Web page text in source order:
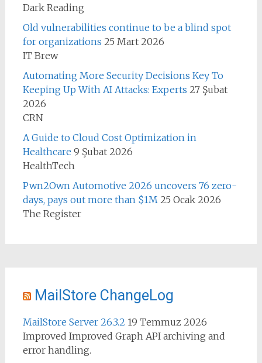
Dark Reading
Old vulnerabilities continue to be a blind spot
for organizations 25 Mart 2026
IT Brew
Automating More Security Decisions Key To
Keeping Up With AI Attacks: Experts 27 Şubat
2026
CRN
A Guide to Cloud Cost Optimization in
Healthcare 9 Şubat 2026
HealthTech
Pwn2Own Automotive 2026 uncovers 76 zero-
days, pays out more than $1M 25 Ocak 2026
The Register
MailStore ChangeLog
MailStore Server 26.3.2 19 Temmuz 2026
Improved Improved Graph API archiving and
error handling.